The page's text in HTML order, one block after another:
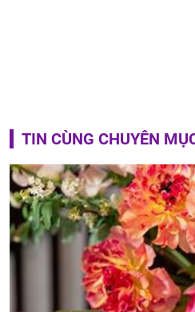
TIN CÙNG CHUYÊN